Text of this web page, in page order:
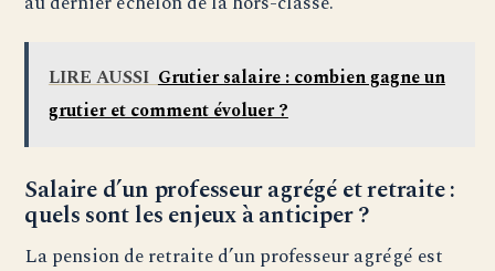
LIRE AUSSI Grutier salaire : combien gagne un
grutier et comment évoluer ?
Salaire d’un professeur agrégé et retraite :
quels sont les enjeux à anticiper ?
La pension de retraite d’un professeur agrégé est